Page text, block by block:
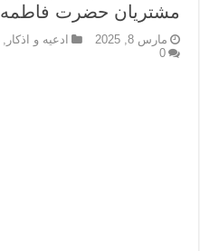
مشتریان حضرت فاطمه
مارس 8, 2025 ادعيه و اذكار ,
0